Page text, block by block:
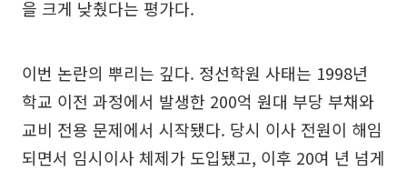
을 크게 낮췄다는 평가다.
이번 논란의 뿌리는 깊다. 정선학원 사태는 1998년
학교 이전 과정에서 발생한 200억 원대 부당 부채와
교비 전용 문제에서 시작됐다. 당시 이사 전원이 해임
되면서 임시이사 체제가 도입됐고, 이후 20여 년 넘게